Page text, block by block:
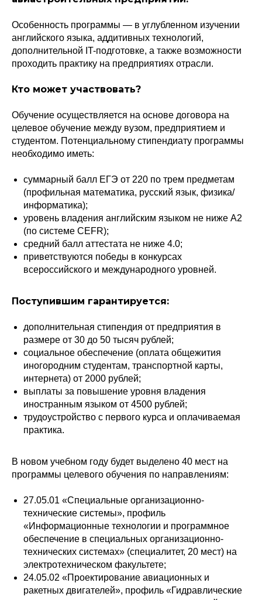
Особенность программы — в углубленном изучении
английского языка, аддитивных технологий,
дополнительной IT-подготовке, а также возможности
проходить практику на предприятиях отрасли.
Кто может участвовать?
Обучение осуществляется на основе договора на
целевое обучение между вузом, предприятием и
студентом. Потенциальному стипендиату программы
необходимо иметь:
суммарный балл ЕГЭ от 220 по трем предметам
(профильная математика, русский язык, физика/
информатика);
уровень владения английским языком не ниже А2
(по системе CEFR);
средний балл аттестата не ниже 4.0;
приветствуются победы в конкурсах
всероссийского и международного уровней.
Поступившим гарантируется:
дополнительная стипендия от предприятия в
размере от 30 до 50 тысяч рублей;
социальное обеспечение (оплата общежития
иногородним студентам, транспортной карты,
интернета) от 2000 рублей;
выплаты за повышение уровня владения
иностранным языком от 4500 рублей;
трудоустройство с первого курса и оплачиваемая
практика.
В новом учебном году будет выделено 40 мест на
программы целевого обучения по направлениям:
27.05.01 «Специальные организационно-
технические системы», профиль
«Информационные технологии и программное
обеспечение в специальных организационно-
технических системах» (специалитет, 20 мест) на
электротехническом факультете;
24.05.02 «Проектирование авиационных и
ракетных двигателей», профиль «Гидравлические